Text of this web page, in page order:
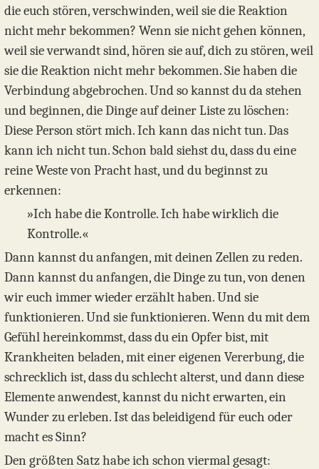
die euch stören, verschwinden, weil sie die Reaktion
nicht mehr bekommen? Wenn sie nicht gehen können,
weil sie verwandt sind, hören sie auf, dich zu stören, weil
sie die Reaktion nicht mehr bekommen. Sie haben die
Verbindung abgebrochen. Und so kannst du da stehen
und beginnen, die Dinge auf deiner Liste zu löschen:
Diese Person stört mich. Ich kann das nicht tun. Das
kann ich nicht tun. Schon bald siehst du, dass du eine
reine Weste von Pracht hast, und du beginnst zu
erkennen:
»Ich habe die Kontrolle. Ich habe wirklich die
Kontrolle.«
Dann kannst du anfangen, mit deinen Zellen zu reden.
Dann kannst du anfangen, die Dinge zu tun, von denen
wir euch immer wieder erzählt haben. Und sie
funktionieren. Und sie funktionieren. Wenn du mit dem
Gefühl hereinkommst, dass du ein Opfer bist, mit
Krankheiten beladen, mit einer eigenen Vererbung, die
schrecklich ist, dass du schlecht alterst, und dann diese
Elemente anwendest, kannst du nicht erwarten, ein
Wunder zu erleben. Ist das beleidigend für euch oder
macht es Sinn?
Den größten Satz habe ich schon viermal gesagt: